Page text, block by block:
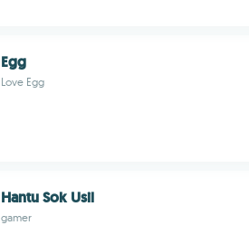
Egg
Love Egg
Hantu Sok Usil
gamer